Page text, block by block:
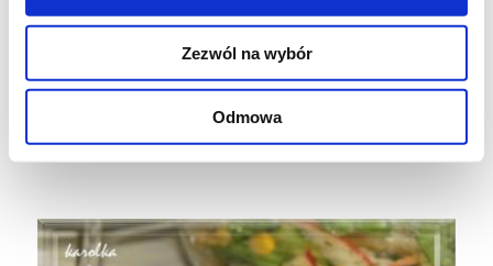
Zezwól na wybór
Odmowa
sok z cytryny
2 lyzki soku jablkowego
sol, bialy pieprz
lyzeczka musztardy
cukier do smaku